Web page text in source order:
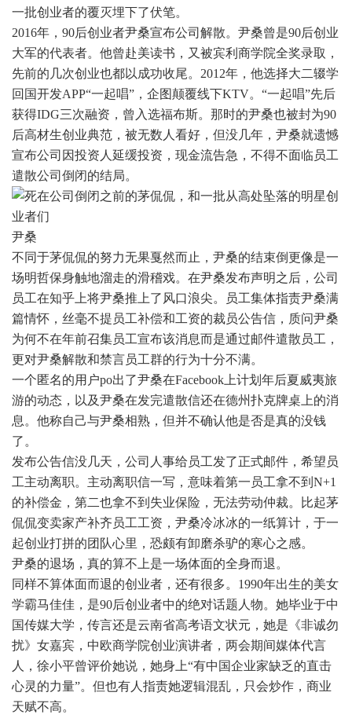
一批创业者的覆灭埋下了伏笔。
2016年，90后创业者尹桑宣布公司解散。尹桑曾是90后创业
大军的代表者。他曾赴美读书，又被宾利商学院全奖录取，
先前的几次创业也都以成功收尾。2012年，他选择大二辍学
回国开发APP“一起唱”，企图颠覆线下KTV。“一起唱”先后
获得IDG三次融资，曾入选福布斯。那时的尹桑也被封为90
后高材生创业典范，被无数人看好，但没几年，尹桑就遗憾
宣布公司因投资人延缓投资，现金流告急，不得不面临员工
遣散公司倒闭的结局。
尹桑
不同于茅侃侃的努力无果戛然而止，尹桑的结束倒更像是一
场明哲保身触地溜走的滑稽戏。在尹桑发布声明之后，公司
员工在知乎上将尹桑推上了风口浪尖。员工集体指责尹桑满
篇情怀，丝毫不提员工补偿和工资的裁员公告信，质问尹桑
为何不在年前召集员工宣布该消息而是通过邮件遣散员工，
更对尹桑解散和禁言员工群的行为十分不满。
一个匿名的用户po出了尹桑在Facebook上计划年后夏威夷旅
游的动态，以及尹桑在发完遣散信还在德州扑克牌桌上的消
息。他称自己与尹桑相熟，但并不确认他是否是真的没钱
了。
发布公告信没几天，公司人事给员工发了正式邮件，希望员
工主动离职。主动离职信一写，意味着第一员工拿不到N+1
的补偿金，第二也拿不到失业保险，无法劳动仲裁。比起茅
侃侃变卖家产补齐员工工资，尹桑冷冰冰的一纸算计，于一
起创业打拼的团队心里，恐颇有卸磨杀驴的寒心之感。
尹桑的退场，真的算不上是一场体面的全身而退。
同样不算体面而退的创业者，还有很多。1990年出生的美女
学霸马佳佳，是90后创业者中的绝对话题人物。她毕业于中
国传媒大学，传言还是云南省高考语文状元，她是《非诚勿
扰》女嘉宾，中欧商学院创业演讲者，两会期间媒体代言
人，徐小平曾评价她说，她身上“有中国企业家缺乏的直击
心灵的力量”。但也有人指责她逻辑混乱，只会炒作，商业
天赋不高。